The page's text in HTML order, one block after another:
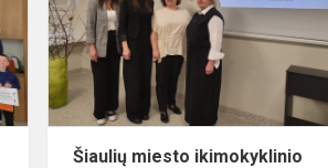
amžiaus
vaikų
konferencija...
Šiaulių miesto ikimokyklinio